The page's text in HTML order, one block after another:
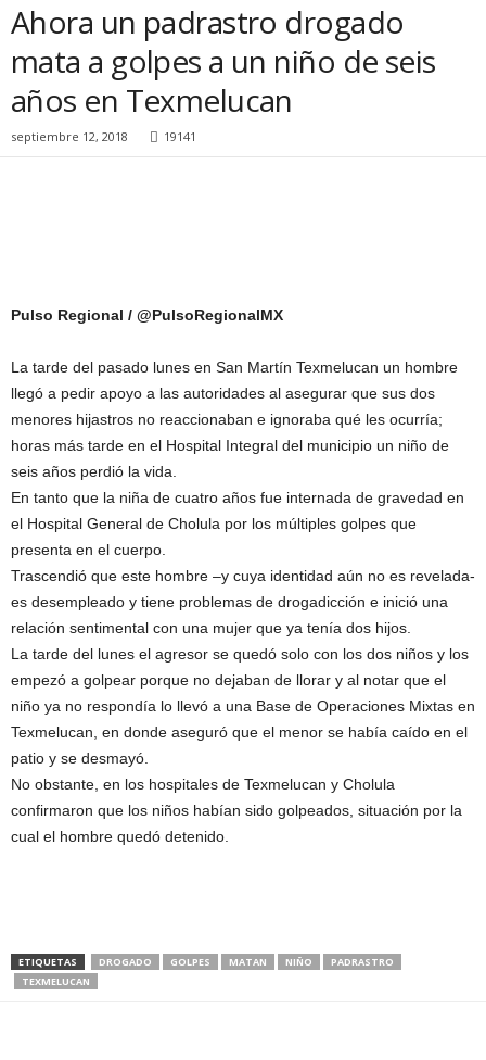
Ahora un padrastro drogado
mata a golpes a un niño de seis
años en Texmelucan
septiembre 12, 2018 19141
Pulso Regional / @PulsoRegionalMX
La tarde del pasado lunes en San Martín Texmelucan un hombre
llegó a pedir apoyo a las autoridades al asegurar que sus dos
menores hijastros no reaccionaban e ignoraba qué les ocurría;
horas más tarde en el Hospital Integral del municipio un niño de
seis años perdió la vida.
En tanto que la niña de cuatro años fue internada de gravedad en
el Hospital General de Cholula por los múltiples golpes que
presenta en el cuerpo.
Trascendió que este hombre –y cuya identidad aún no es revelada-
es desempleado y tiene problemas de drogadicción e inició una
relación sentimental con una mujer que ya tenía dos hijos.
La tarde del lunes el agresor se quedó solo con los dos niños y los
empezó a golpear porque no dejaban de llorar y al notar que el
niño ya no respondía lo llevó a una Base de Operaciones Mixtas en
Texmelucan, en donde aseguró que el menor se había caído en el
patio y se desmayó.
No obstante, en los hospitales de Texmelucan y Cholula
confirmaron que los niños habían sido golpeados, situación por la
cual el hombre quedó detenido.
ETIQUETAS DROGADO GOLPES MATAN NIÑO
PADRASTRO
TEXMELUCAN